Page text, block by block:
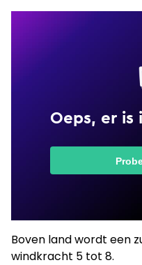
Boven land wordt een
windkracht 5 tot 8.